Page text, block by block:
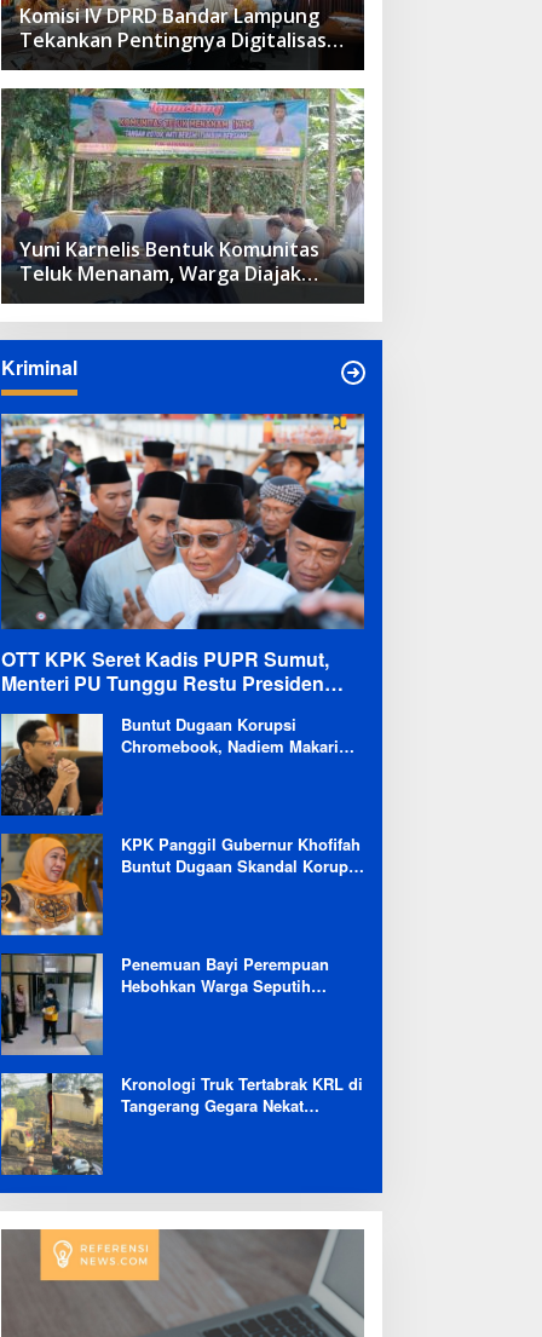
Komisi IV DPRD Bandar Lampung
Tekankan Pentingnya Digitalisasi
Sekolah Dasar
Yuni Karnelis Bentuk Komunitas
Teluk Menanam, Warga Diajak
Hidupkan Budaya Tanam
Kriminal
OTT KPK Seret Kadis PUPR Sumut,
Menteri PU Tunggu Restu Presiden
Terkait Kemungkinan Evaluasi Besar
Buntut Dugaan Korupsi
Chromebook, Nadiem Makarim
KPK Panggil Gubernur Khofifah
Buntut Dugaan Skandal Korupsi
Penemuan Bayi Perempuan
Hebohkan Warga Seputih
Kronologi Truk Tertabrak KRL di
Tangerang Gegara Nekat